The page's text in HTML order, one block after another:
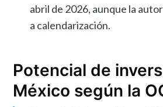
abril de 2026, aunque la
a calendarización.
Potencial de
México según la